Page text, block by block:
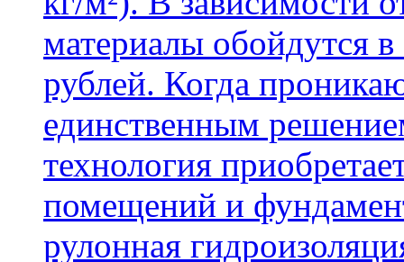
материалы обойдутся
рублей. Когда
единственным
технология
помещений и
рулонная